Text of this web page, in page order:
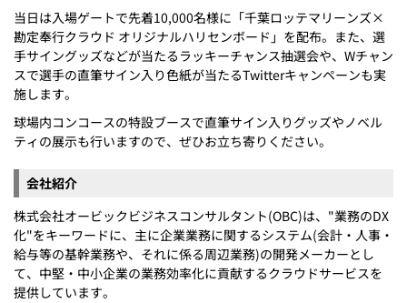
当日は入場ゲートで先着10,000名様に「千葉ロッテマリーンズ×
勘定奉行クラウド オリジナルハリセンボード」を配布。また、選
手サイングッズなどが当たるラッキーチャンス抽選会や、Wチャン
スで選手の直筆サイン入り色紙が当たるTwitterキャンペーンも実
施します。
球場内コンコースの特設ブースで直筆サイン入りグッズやノベル
ティの展示も行いますので、ぜひお立ち寄りください。
会社紹介
株式会社オービックビジネスコンサルタント(OBC)は、"業務のDX
化"をキーワードに、主に企業業務に関するシステム(会計・人事・
給与等の基幹業務や、それに係る周辺業務)の開発メーカーとし
て、中堅・中小企業の業務効率化に貢献するクラウドサービスを
提供しています。